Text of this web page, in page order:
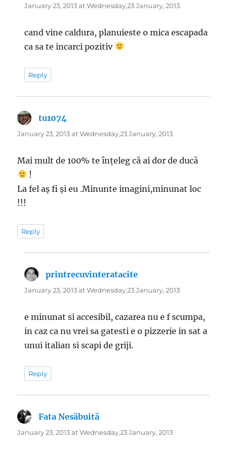
January 23, 2013 at Wednesday,23 January, 2013
cand vine caldura, planuieste o mica escapada
ca sa te incarci pozitiv
Reply
tu1074
January 23, 2013 at Wednesday,23 January, 2013
Mai mult de 100% te înțeleg că ai dor de ducă
!
La fel aș fi și eu .Minunte imagini,minunat loc
!!!
Reply
printrecuvinteratacite
January 23, 2013 at Wednesday,23 January, 2013
e minunat si accesibil, cazarea nu e f scumpa,
in caz ca nu vrei sa gatesti e o pizzerie in sat a
unui italian si scapi de griji.
Reply
Fata Nesăbuită
January 23, 2013 at Wednesday,23 January, 2013